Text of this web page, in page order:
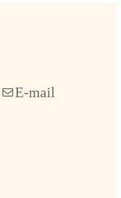
E-mail